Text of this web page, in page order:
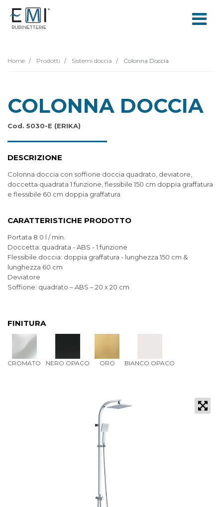
Home Prodotti Sistemi doccia Colonna Doccia
COLONNA DOCCIA
Cod. 5030-E (ERIKA)
DESCRIZIONE
Colonna doccia con soffione doccia quadrato, deviatore,
doccetta quadrata 1 funzione, flessibile 150 cm doppia graffatura
e flessibile 60 cm doppia graffatura
CARATTERISTICHE PRODOTTO
Portata 8.0 l / min.
Doccetta: quadrata - ABS - 1 funzione
Flessibile doccia: doppia graffatura - lunghezza 150 cm &
lunghezza 60 cm
Deviatore
Soffione: quadrato – ABS – 20 x 20 cm
FINITURA
CROMATO NERO OPACO ORO BIANCO OPACO